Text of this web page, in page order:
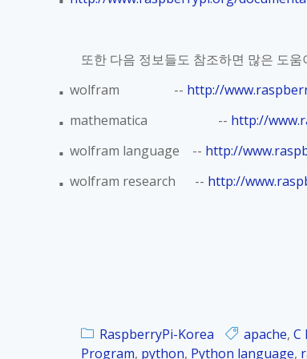
또한 다음 정보들도 참조하면 많은 도움
■ wolfram -- http://
■ mathematica -- http://
■ wolfram language -- http://
■ wolfram research -- http://
RaspberryPi-Korea apache, C
Program, python, Python language,